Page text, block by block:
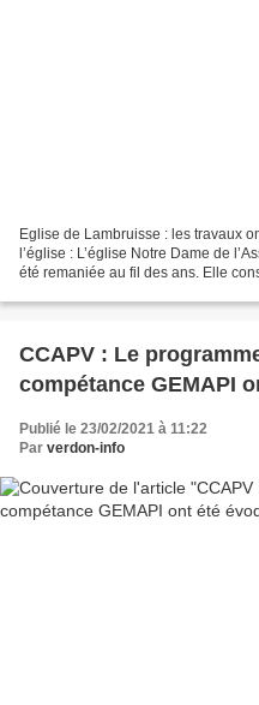
Eglise de Lambruisse : les travaux
l’église : L’église Notre Dame de
été remaniée au fil des ans. Elle
CCAPV : Le programme SARE et les
compétance GEMAPI
Publié le 23/02/2021 à 11:22
Par verdon-info